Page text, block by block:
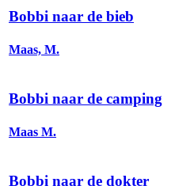
Bobbi naar de bieb
Maas, M.
Bobbi naar de camping
Maas M.
Bobbi naar de dokter